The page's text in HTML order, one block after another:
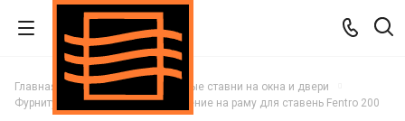
Главная Каталог
Деревянные ставни на окна и двери
Фурнитура для ставней
Крепление на раму для ставень Fentro 200